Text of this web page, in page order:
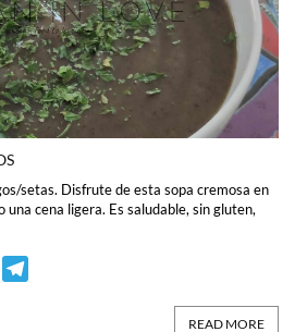
setas. Disfrute de esta sopa cremosa en
cena ligera. Es saludable, sin gluten,
WhatsApp
READ MORE